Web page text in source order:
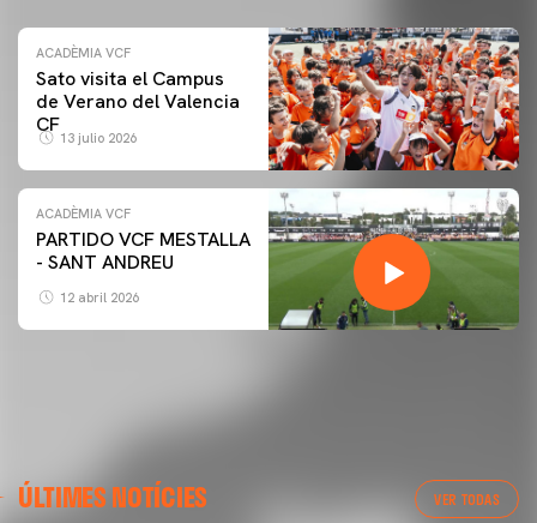
ACADÈMIA VCF
Sato visita el Campus
de Verano del Valencia
CF
13 julio 2026
ACADÈMIA VCF
PARTIDO VCF MESTALLA
- SANT ANDREU
12 abril 2026
ÚLTIMES NOTÍCIES VER TODAS